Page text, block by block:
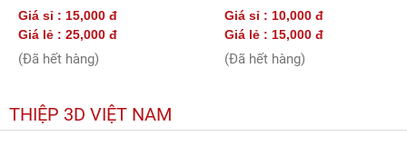
Giá sỉ : 15,000 đ
Giá lẻ : 25,000 đ
(Đã hết hàng)
Giá sỉ : 10,000 đ
Giá lẻ : 15,000 đ
(Đã hết hàng)
THIỆP 3D VIỆT NAM